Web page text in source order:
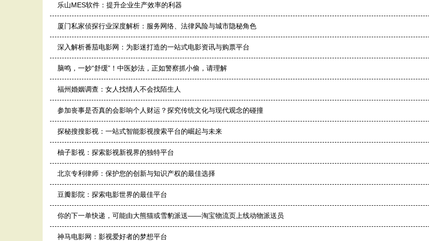
乐山MES软件：提升企业生产效率的利器
厦门私家侦探行业深度解析：服务网络、法律风险与城市隐秘角色
深入解析番茄电影网：为影迷打造的一站式电影资讯与购票平台
脑鸣，一妙“舒缓”！中医妙法，正如警察抓小偷，请理解
福州婚姻调查：女人找情人不会找陌生人
参加丧事是否真的会影响个人财运？探究传统文化与现代观念的碰撞
探秘搜搜影视：一站式智能影视搜索平台的崛起与未来
柚子影视：探索影视新视界的独特平台
北京专利律师：保护您的创新与知识产权的最佳选择
豆瓣影院：探索电影世界的最佳平台
你的下一单快递，可能由大熊猫或雪豹派送——淘宝物流页上线动物派送员
神马电影网：影视爱好者的梦想平台